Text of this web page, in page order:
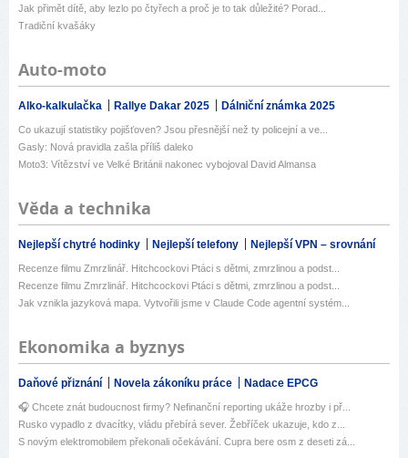
Jak přimět dítě, aby lezlo po čtyřech a proč je to tak důležité? Porad...
Tradiční kvašáky
Auto-moto
Alko-kalkulačka Rallye Dakar 2025 Dálniční známka 2025
Co ukazují statistiky pojišťoven? Jsou přesnější než ty policejní a ve...
Gasly: Nová pravidla zašla příliš daleko
Moto3: Vítězství ve Velké Británii nakonec vybojoval David Almansa
Věda a technika
Nejlepší chytré hodinky Nejlepší telefony Nejlepší VPN – srovnání
Recenze filmu Zmrzlinář. Hitchcockovi Ptáci s dětmi, zmrzlinou a podst...
Recenze filmu Zmrzlinář. Hitchcockovi Ptáci s dětmi, zmrzlinou a podst...
Jak vznikla jazyková mapa. Vytvořili jsme v Claude Code agentní systém...
Ekonomika a byznys
Daňové přiznání Novela zákoníku práce Nadace EPCG
🎧 Chcete znát budoucnost firmy? Nefinanční reporting ukáže hrozby i př...
Rusko vypadlo z dvacítky, vládu přebírá sever. Žebříček ukazuje, kdo z...
S novým elektromobilem překonali očekávání. Cupra bere osm z deseti zá...